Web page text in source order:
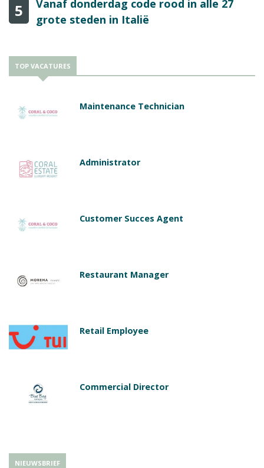
5
Vanaf donderdag code rood in alle 27
grote steden in Italië
TOP VACATURES
Maintenance Technician
Administrator
Customer Succes Agent
Restaurant Manager
Retail Employee
Commercial Director
NIEUWSBRIEF